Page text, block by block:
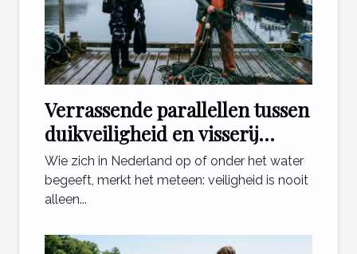
Verrassende parallellen tussen
duikveiligheid en visserij
regelgeving
Wie zich in Nederland op of onder het water
begeeft, merkt het meteen: veiligheid is nooit
alleen...